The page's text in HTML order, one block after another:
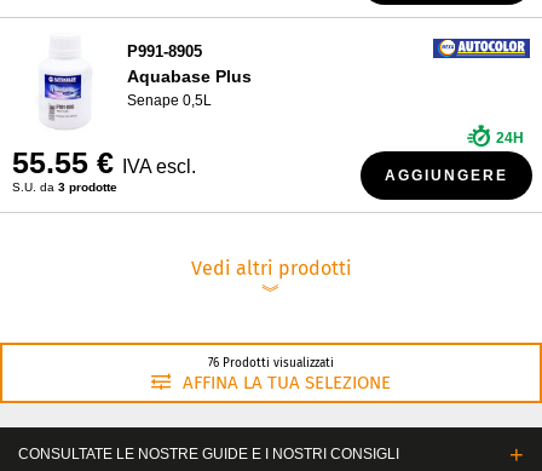
P991-8905
Aquabase Plus
Senape 0,5L
55.55 € IVA escl.
S.U. da 3 prodotte
24H
AGGIUNGERE
Vedi altri prodotti
︾
76 Prodotti visualizzati
AFFINA LA TUA SELEZIONE
CONSULTATE LE NOSTRE GUIDE E I NOSTRI CONSIGLI